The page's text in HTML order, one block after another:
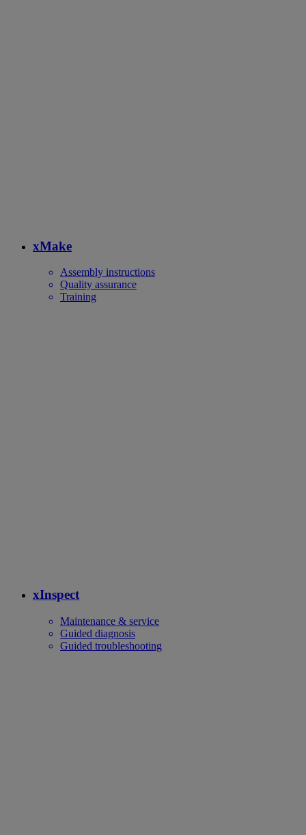
xMake
Assembly instructions
Quality assurance
Training
xInspect
Maintenance & service
Guided diagnosis
Guided troubleshooting